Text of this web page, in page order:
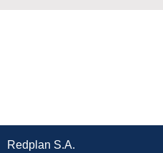
Redplan S.A.